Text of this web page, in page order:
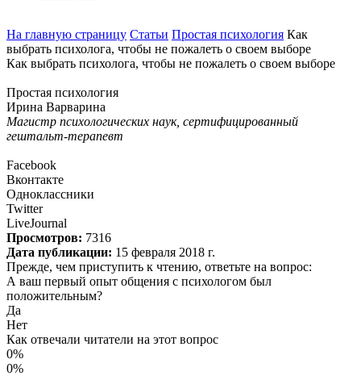
На главную страницу Статьи Простая психология Как
выбрать психолога, чтобы не пожалеть о своем выборе
Как выбрать психолога, чтобы не пожалеть о своем выборе
Простая психология
Ирина Варварина
Магистр психологических наук, сертифицированный
гештальт-терапевт
Facebook
Вконтакте
Одноклассники
Twitter
LiveJournal
Просмотров: 7316
Дата публикации: 15 февраля 2018 г.
Прежде, чем приступить к чтению, ответьте на вопрос:
А ваш первый опыт общения с психологом был
положительным?
Да
Нет
Как отвечали читатели на этот вопрос
0%
0%